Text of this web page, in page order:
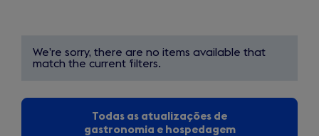
We’re sorry, there are no items available that
match the current filters.
Todas as atualizações de
gastronomia e hospedagem